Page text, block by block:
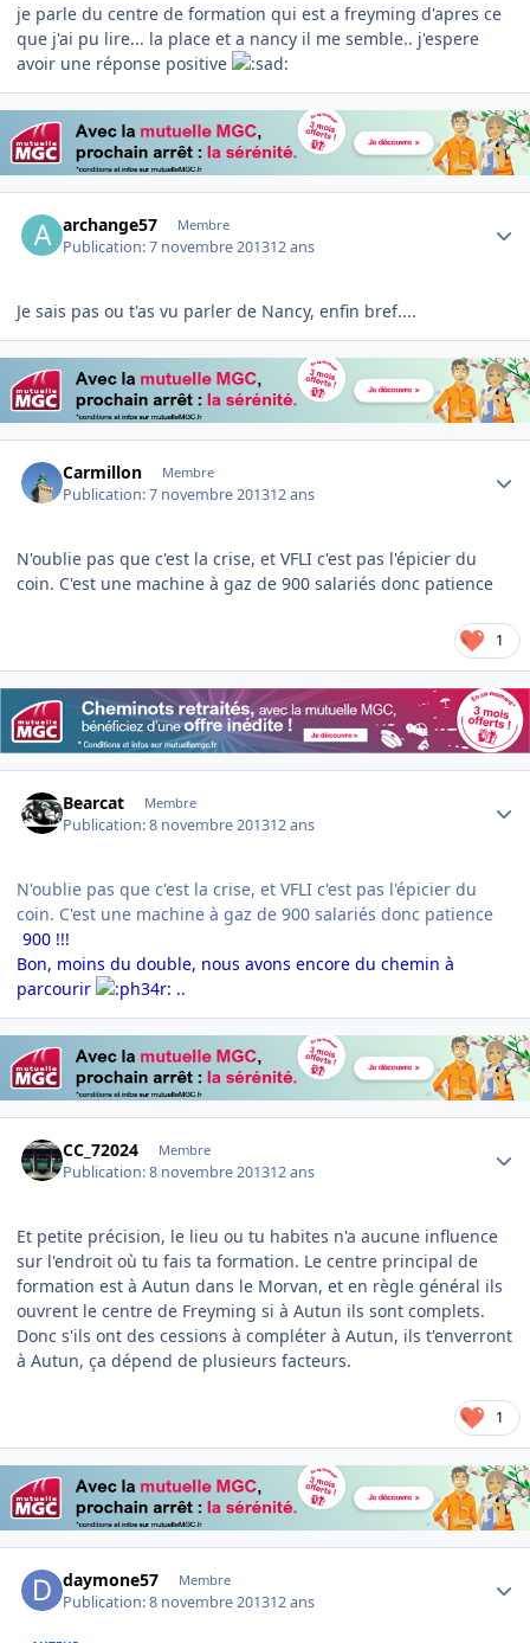
je parle du centre de formation qui est a freyming d'apres ce
que j'ai pu lire... la place et a nancy il me semble.. j'espere
avoir une réponse positive
archange57 Membre
Publication:7 novembre 201312 ans
Je sais pas ou t'as vu parler de Nancy, enfin bref....
Carmillon Membre
Publication:7 novembre 201312 ans
N'oublie pas que c'est la crise, et VFLI c'est pas l'épicier du
coin. C'est une machine à gaz de 900 salariés donc patience
1
Bearcat Membre
Publication:8 novembre 201312 ans
N'oublie pas que c'est la crise, et VFLI c'est pas l'épicier du
coin. C'est une machine à gaz de 900 salariés donc patience
900 !!!
Bon, moins du double, nous avons encore du chemin à
parcourir
..
CC_72024 Membre
Publication:8 novembre 201312 ans
Et petite précision, le lieu ou tu habites n'a aucune influence
sur l'endroit où tu fais ta formation. Le centre principal de
formation est à Autun dans le Morvan, et en règle général ils
ouvrent le centre de Freyming si à Autun ils sont complets.
Donc s'ils ont des cessions à compléter à Autun, ils t'enverront
à Autun, ça dépend de plusieurs facteurs.
1
daymone57 Membre
Publication:8 novembre 201312 ans